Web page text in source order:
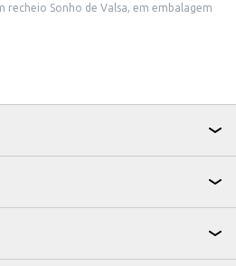
recheio Sonho de Valsa, em embalagem
de Valsa. Ideal para quem busca um
comércios e estabelecimentos.
sobremesas, como tortas e bolos.
Sonho de Valsa é uma opção saborosa